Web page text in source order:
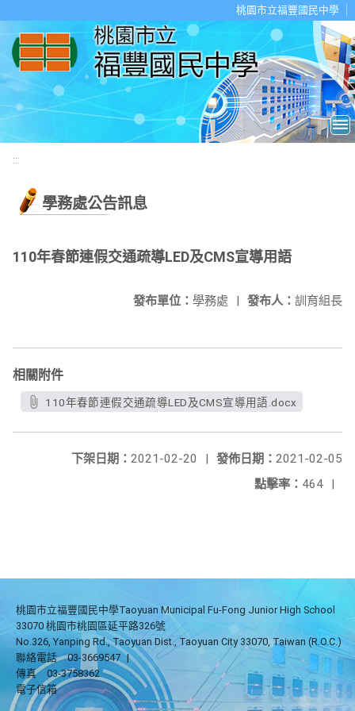
桃園市立福豐國民中學
:::
學務處公告訊息
110年春節連假交通疏導LED及CMS宣導用語
發布人： 訓育組長
發布單位： 學務處 |
相關附件
110年春節連假交通疏導LED及CMS宣導用語.docx
發佈日期： 2021-02-05
下架日期： 2021-02-20
|
點擊率： 464 |
桃園市立福豐國民中學Taoyuan Municipal Fu-Fong Junior High School
33070 桃園市桃園區延平路326號
No.326, Yanping Rd., Taoyuan Dist., Taoyuan City 33070, Taiwan (R.O.C.)
聯絡電話
03-3669547 |
傳真
03-3758362
電子信箱